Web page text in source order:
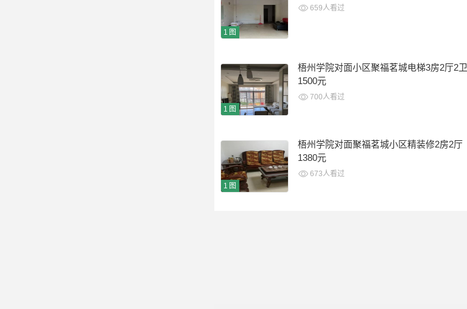
1图
659人看过
1图
梧州学院对面小区聚福茗城电梯3房2厅2卫
1500元
700人看过
1图
梧州学院对面聚福茗城小区精装修2房2厅
1380元
673人看过